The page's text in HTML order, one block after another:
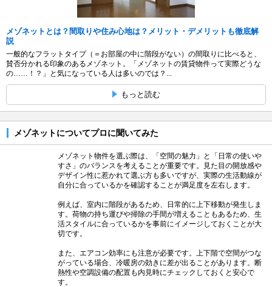
メゾネットとは？間取りや住み心地は？メリット・デメリットも徹底解
説
一般的なフラットタイプ（＝お部屋の中に階段がない）の間取りに比べると、
賛否分かれる印象のあるメゾネット。「メゾネットの賃貸物件って実際どうな
の……！？」と気になっている人は多いのでは？...
もっと読む
メゾネットについてプロに聞いてみた
メゾネット物件を選ぶ際は、「空間の魅力」と「日常の使いや
すさ」のバランスを考えることが重要です。見た目の開放感や
デザイン性に惹かれて選ぶ方も多いですが、実際の生活動線が
自分に合っているかを確認することが満足度を左右します。
例えば、室内に階段があるため、日常的に上下移動が発生しま
す。荷物の持ち運びや掃除の手間が増えることもあるため、生
活スタイルに合っているかを事前にイメージしておくことが大
切です。
また、エアコン効率にも注意が必要です。上下階で空間がつな
がっている場合、冷暖房の効きに差が出ることがあります。断
熱性や空調設備の配置も内見時にチェックしておくと安心で
す。